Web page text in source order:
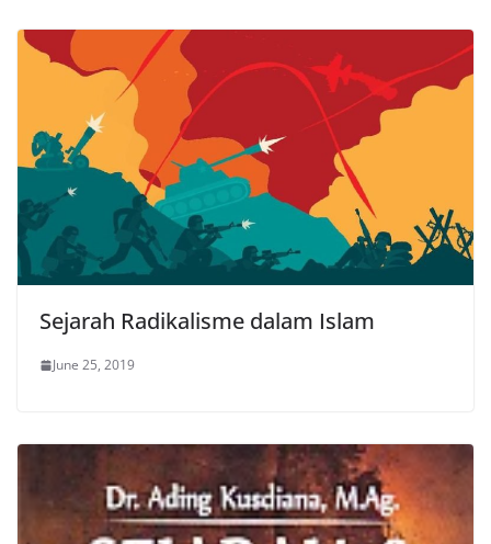
Sejarah Radikalisme dalam Islam
June 25, 2019